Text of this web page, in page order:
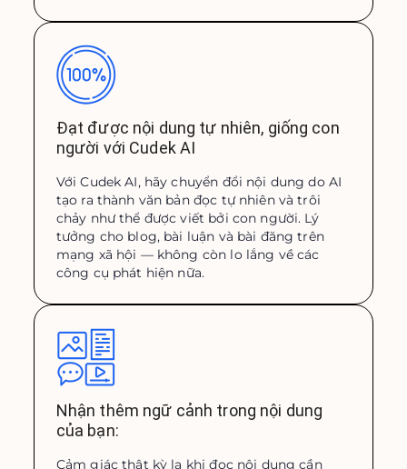
Đạt được nội dung tự nhiên, giống con
người với Cudek AI
Với Cudek AI, hãy chuyển đổi nội dung do AI
tạo ra thành văn bản đọc tự nhiên và trôi
chảy như thể được viết bởi con người. Lý
tưởng cho blog, bài luận và bài đăng trên
mạng xã hội — không còn lo lắng về các
công cụ phát hiện nữa.
Nhận thêm ngữ cảnh trong nội dung
của bạn:
Cảm giác thật kỳ lạ khi đọc nội dung cần